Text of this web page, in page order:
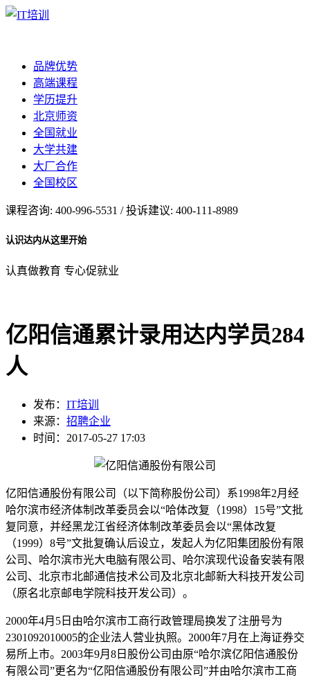
品牌优势
高端课程
学历提升
北京师资
全国就业
大学共建
大厂合作
全国校区
课程咨询: 400-996-5531 / 投诉建议: 400-111-8989
认识达内从这里开始
认真做教育 专心促就业
亿阳信通累计录用达内学员284
人
发布： IT培训
来源： 招聘企业
时间：2017-05-27 17:03
亿阳信通股份有限公司（以下简称股份公司）系1998年2月经
哈尔滨市经济体制改革委员会以“哈体改复（1998）15号”文批
复同意，并经黑龙江省经济体制改革委员会以“黑体改复
（1999）8号”文批复确认后设立，发起人为亿阳集团股份有限
公司、哈尔滨市光大电脑有限公司、哈尔滨现代设备安装有限
公司、北京市北邮通信技术公司及北京北邮新大科技开发公司
（原名北京邮电学院科技开发公司）。
2000年4月5日由哈尔滨市工商行政管理局换发了注册号为
2301092010005的企业法人营业执照。2000年7月在上海证券交
易所上市。2003年9月8日股份公司由原“哈尔滨亿阳信通股份
有限公司”更名为“亿阳信通股份有限公司”并由哈尔滨市工商